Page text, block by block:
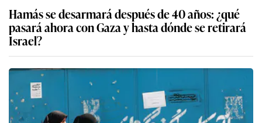
Hamás se desarmará después de 40 años: ¿qué
pasará ahora con Gaza y hasta dónde se retirará
Israel?